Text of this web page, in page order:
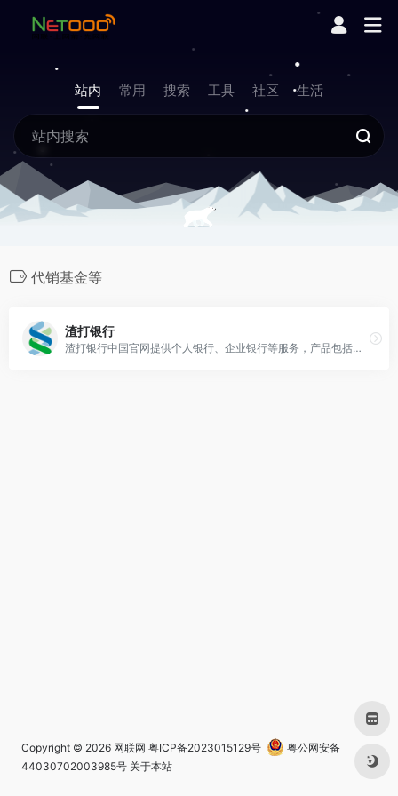
站内 常用 搜索 工具 社区 生活
代销基金等
渣打银行
渣打银行中国官网提供个人银行、企业银行等服务，产品包括信用卡、贷款、储蓄存款、理财产品、代销保险、代销基金等。点击登录渣打银行官网，了解更多。
Copyright © 2026 网联网 粤ICP备2023015129号
粤公网安备
44030702003985号 关于本站